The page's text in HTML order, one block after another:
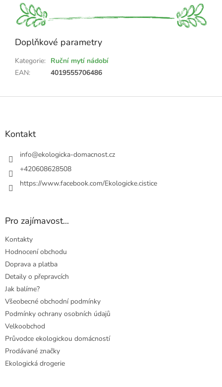
Doplňkové parametry
Kategorie: Ruční mytí nádobí
EAN: 4019555706486
Z
Kontakt
info@ekologicka-domacnost.cz
+420608628508
https://www.facebook.com/Ekologicke.cistice
Pro zajímavost...
Kontakty
Hodnocení obchodu
Doprava a platba
Detaily o přepravcích
Jak balíme?
Všeobecné obchodní podmínky
Podmínky ochrany osobních údajů
Velkoobchod
Průvodce ekologickou domácností
Prodávané značky
Ekologická drogerie